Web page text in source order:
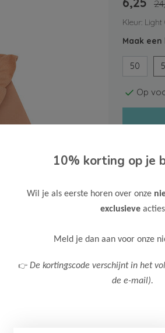
Kleur: Light
Maak een
50
Op
Gratis
Meer
10% korting op je
Wil je als eerste horen over onze
exclusieve
Meld je dan aan voor onze
👉 De kortingscode verschijnt in het
de e-mail).